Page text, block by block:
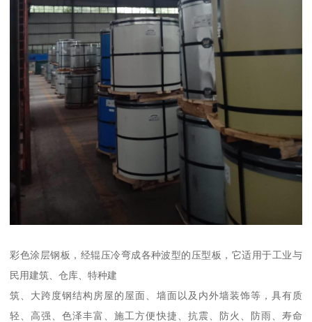
彩色涂层钢板，经辊压冷弯成各种波型的压型板，它适用于工业与
民用建筑、仓库、特种建
筑、大跨度钢结构房屋的屋面、墙面以及内外墙装饰等，具有质
轻、高强、色泽丰富、施工方便快捷、抗震、防火、防雨、寿命